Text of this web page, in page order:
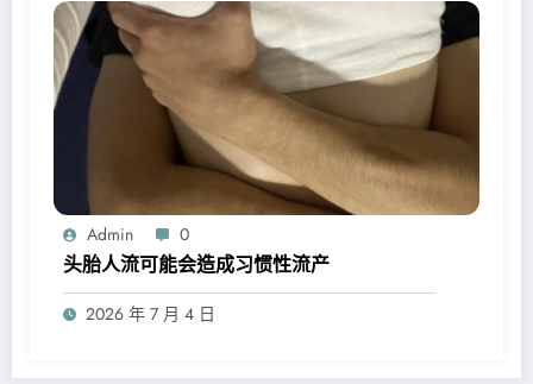
Admin 0
头胎人流可能会造成习惯性流产
2026 年 7 月 4 日